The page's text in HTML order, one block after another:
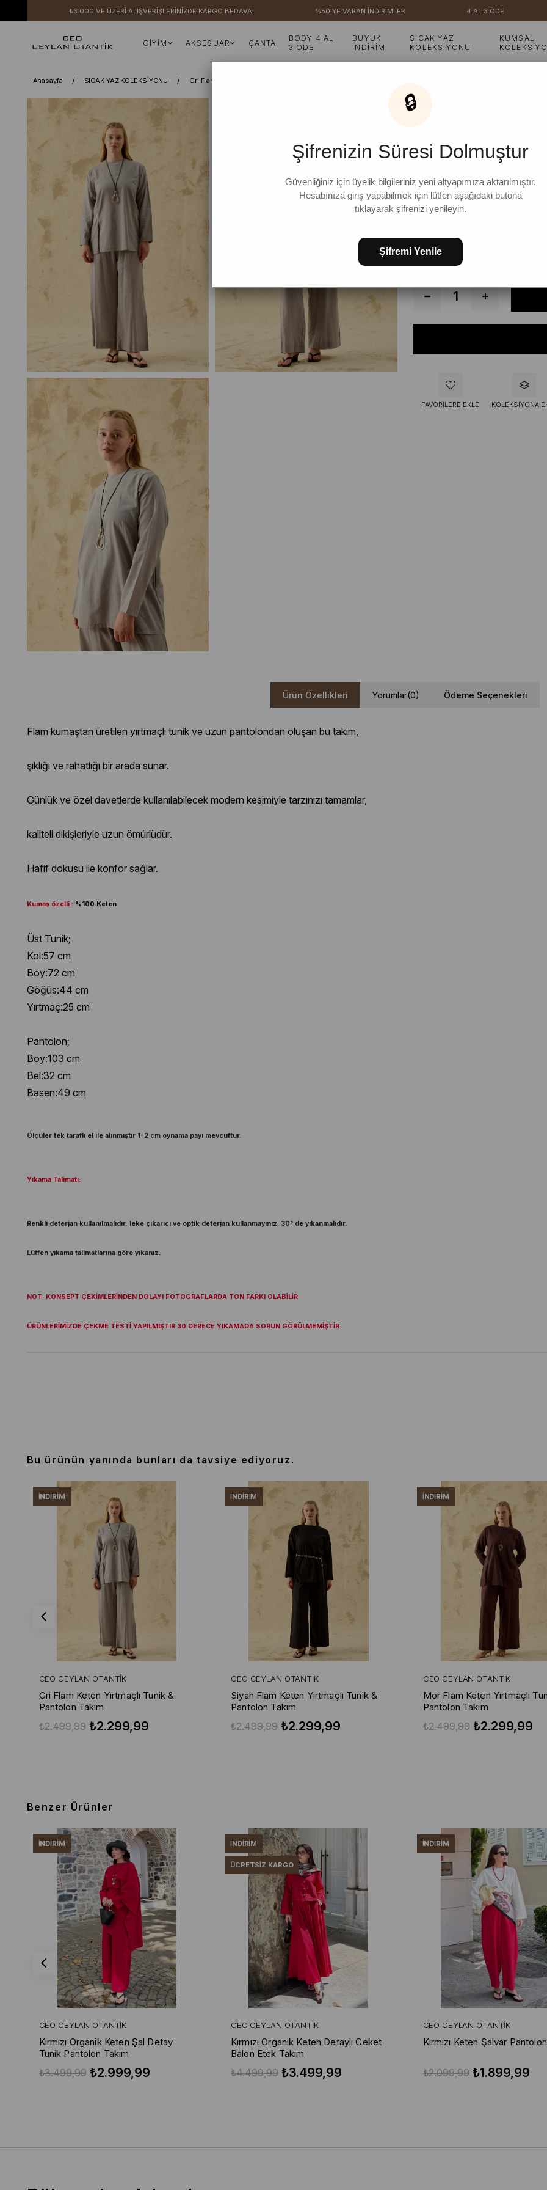
₺3.000 VE ÜZERİ ALIŞVERİŞLERİNİZDE KARGO BEDAVA! %50'YE VARAN İNDİRİMLER 4 AL 3 ÖDE
GİYİM AKSESUAR ÇANTA
BODY 4 AL
3 ÖDE
BÜYÜK
İNDİRİM
SICAK YAZ
KOLEKSİYONU
KUMSAL
Anasayfa SICAK YAZ KOLEKSİYONU Gri Flam Keten Yırtmaçlı Tunik & Pantolon Takım
Gri Flam Keten
%8
₺2.499,99
BEDEN
FAVORILERE EKLE KOLEKSIYONA
Ürün Özellikleri Yorumlar(0) Ödeme Seçenekleri
Flam kumaştan üretilen yırtmaçlı tunik ve uzun pantolondan oluşan bu takım,
şıklığı ve rahatlığı bir arada sunar.
Günlük ve özel davetlerde kullanılabilecek modern kesimiyle tarzınızı tamamlar,
kaliteli dikişleriyle uzun ömürlüdür.
Hafif dokusu ile konfor sağlar.
Kumaş özelli : %100 Keten
Üst Tunik;
Kol:57 cm
Boy:72 cm
Göğüs:44 cm
Yırtmaç:25 cm
Pantolon;
Boy:103 cm
Bel:32 cm
Basen:49 cm
Ölçüler tek taraflı el ile alınmıştır 1-2 cm oynama payı mevcuttur.
Yıkama Talimatı:
Renkli deterjan kullanılmalıdır, leke çıkarıcı ve optik deterjan kullanmayınız. 30° de yıkanmalıdır.
Lütfen yıkama talimatlarına göre yıkanız.
NOT: KONSEPT ÇEKİMLERİNDEN DOLAYI FOTOGRAFLARDA TON FARKI OLABİLİR
ÜRÜNLERİMİZDE ÇEKME TESTİ YAPILMIŞTIR 30 DERECE YIKAMADA SORUN GÖRÜLMEMİŞTİR
Bu ürünün yanında bunları da tavsiye ediyoruz.
CEO CEYLAN OTANTIK
Gri Flam Keten Yırtmaçlı Tunik &
Pantolon Takım
₺2.299,99
₺2.499,99
İNDIRIM
CEO CEYLAN OTANTIK
Siyah Flam Keten Yırtmaçlı Tunik &
Pantolon Takım
₺2.299,99
₺2.499,99
İNDIRIM
CEO CEYLAN OTANTIK
Mor Flam Keten Yırtmaçlı
Pantolon Takım
₺2.299,99
₺2.499,99
İNDIRIM
Benzer Ürünler
CEO CEYLAN OTANTIK
Kırmızı Organik Keten Şal Detay
Tunik Pantolon Takım
₺2.999,99
₺3.499,99
İNDIRIM
CEO CEYLAN OTANTIK
Kırmızı Organik Keten Detaylı Ceket
Balon Etek Takım
₺3.499,99
₺4.499,99
İNDIRIM
ÜCRETSIZ KARGO
CEO CEYLAN OTANTIK
Kırmızı Keten Şalvar Pantolon
₺1.899,99
₺2.099,99
İNDIRIM
🔒
Şifrenizin Süresi Dolmuştur
Güvenliğiniz için üyelik bilgileriniz yeni altyapımıza aktarılmıştır.
Hesabınıza giriş yapabilmek için lütfen aşağıdaki butona
tıklayarak şifrenizi yenileyin.
Şifremi Yenile